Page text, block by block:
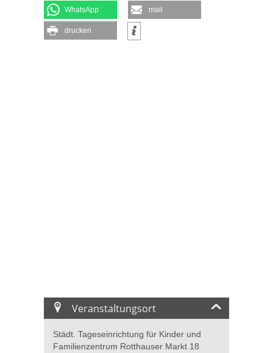
WhatsApp mail
drucken
Veranstaltungsort
Städt. Tageseinrichtung für Kinder und
Familienzentrum Rotthauser Markt 18